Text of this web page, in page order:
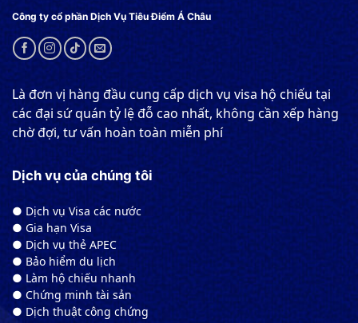
Công ty cổ phần Dịch Vụ Tiêu Điểm Á Châu
Là đơn vị hàng đầu cung cấp dịch vụ visa hộ chiếu tại
các đại sứ quán tỷ lệ đỗ cao nhất, không cần xếp hàng
chờ đợi, tư vấn hoàn toàn miễn phí
Dịch vụ của chúng tôi
● Dịch vụ Visa các nước
● Gia hạn Visa
● Dịch vụ thẻ APEC
● Bảo hiểm du lịch
● Làm hộ chiếu nhanh
● Chứng minh tài sản
● Dịch thuật công chứng